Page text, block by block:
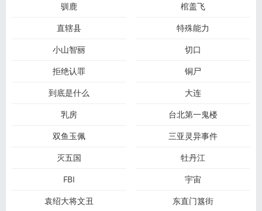
驯鹿
棺盖飞
直辖县
特殊能力
小山智丽
切口
拒绝认罪
铜尸
到底是什么
大连
乳房
台北第一鬼楼
双鱼玉佩
三亚灵异事件
灭五国
牡丹江
FBI
宇宙
袁绍大将文丑
东直门簋街